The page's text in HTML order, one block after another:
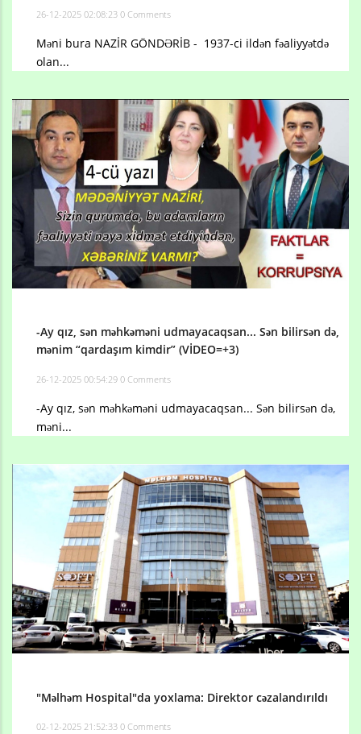
26-12-2025 02:08:23 0 Comments
Məni bura NAZİR GÖNDƏRİB - 1937-ci ildən fəaliyyətdə
olan...
-Ay qız, sən məhkəməni udmayacaqsan... Sən bilirsən də,
mənim “qardaşım kimdir” (VİDEO=+3)
26-12-2025 00:54:29 0 Comments
-Ay qız, sən məhkəməni udmayacaqsan... Sən bilirsən də,
məni...
"Məlhəm Hospital"da yoxlama: Direktor cəzalandırıldı
02-12-2025 21:52:33 0 Comments